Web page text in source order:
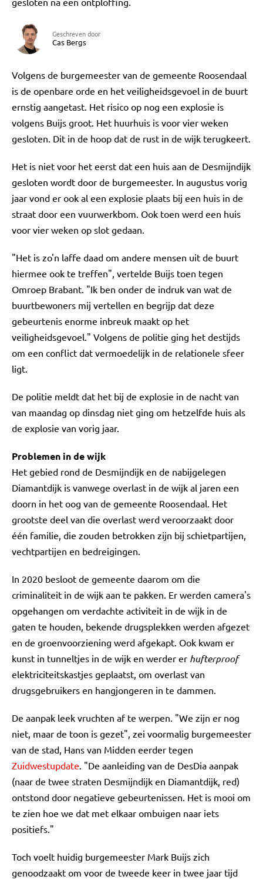
Geschreven door
Cas Bergs
Volgens de burgemeester van de gemeente Roosendaal
is de openbare orde en het veiligheidsgevoel in de buurt
ernstig aangetast. Het risico op nog een explosie is
volgens Buijs groot. Het huurhuis is voor vier weken
gesloten. Dit in de hoop dat de rust in de wijk terugkeert.
Het is niet voor het eerst dat een huis aan de Desmijndijk
gesloten wordt door de burgemeester. In augustus vorig
jaar vond er ook al een explosie plaats bij een huis in de
straat door een vuurwerkbom. Ook toen werd een huis
voor vier weken op slot gedaan.
"Het is zo'n laffe daad om andere mensen uit de buurt
hiermee ook te treffen", vertelde Buijs toen tegen
Omroep Brabant. "Ik ben onder de indruk van wat de
buurtbewoners mij vertellen en begrijp dat deze
gebeurtenis enorme inbreuk maakt op het
veiligheidsgevoel." Volgens de politie ging het destijds
om een conflict dat vermoedelijk in de relationele sfeer
ligt.
De politie meldt dat het bij de explosie in de nacht van
van maandag op dinsdag niet ging om hetzelfde huis als
de explosie van vorig jaar.
Problemen in de wijk
Het gebied rond de Desmijndijk en de nabijgelegen
Diamantdijk is vanwege overlast in de wijk al jaren een
doorn in het oog van de gemeente Roosendaal. Het
grootste deel van die overlast werd veroorzaakt door
één familie, die zouden betrokken zijn bij schietpartijen,
vechtpartijen en bedreigingen.
In 2020 besloot de gemeente daarom om die
criminaliteit in de wijk aan te pakken. Er werden camera's
opgehangen om verdachte activiteit in de wijk in de
gaten te houden, bekende drugsplekken werden afgezet
en de groenvoorziening werd afgekapt. Ook kwam er
kunst in tunneltjes in de wijk en werder er hufterproof
elektriciteitskastjes geplaatst, om overlast van
drugsgebruikers en hangjongeren in te dammen.
De aanpak leek vruchten af te werpen. "We zijn er nog
niet, maar de toon is gezet", zei voormalig burgemeester
van de stad, Hans van Midden eerder tegen
Zuidwestupdate. "De aanleiding van de DesDia aanpak
(naar de twee straten Desmijndijk en Diamantdijk, red)
ontstond door negatieve gebeurtenissen. Het is mooi om
te zien hoe we dat met elkaar ombuigen naar iets
positiefs."
Toch voelt huidig burgemeester Mark Buijs zich
genoodzaakt om voor de tweede keer in twee jaar tijd